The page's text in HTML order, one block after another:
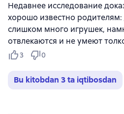
Недавнее исследование
хорошо известно родителям:
слишком много игрушек,
отвлекаются и не умеют
3 0
Bu kitobdan 3 ta iqtibosdan